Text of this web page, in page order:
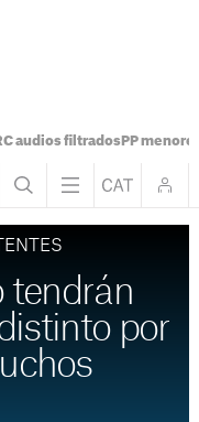
audios filtradosPP
tendrán
por